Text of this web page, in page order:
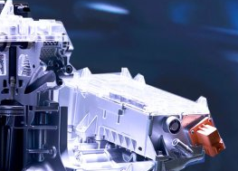
(Extended Range Electric Vehicle) ห
ปบ้างแล้ว ซึ่งเป็นเทคโนโลยีสองขุมพลัง ระ
ปั่นไฟเข้าแบตเตอรี่ และก็มีหลายแบรนด์เริ่
ฮบริดมากขึ้นนั่นเอง ล่าสุด ChangAn
กันชัด ๆ ไม่แน่ว่ารถ REEV อาจจะตามมา
ดยการขับเคลื่อนด้วยมอเตอร์ไฟฟ้าเป็นหลัก
ยะทางขับขี่ให้ไกลกว่ารถ EV ซึ่ง ChangAn
เกรดการฉีดเชื้อเพลิงแรงดันสูง การจุดระเบิ
จากนี้ยังมาพร้อมแบตเตอรี่ Golden